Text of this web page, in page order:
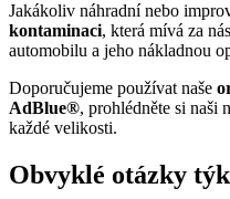
Jakákoliv náhradní nebo
kontaminaci, která mívá za
automobilu a jeho nákladnou
Doporučujeme používat naše
AdBlue®, prohlédněte si naši
každé velikosti.
Obvyklé otázky